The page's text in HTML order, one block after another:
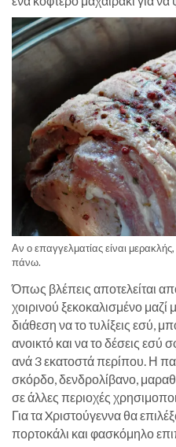
Αν ο επαγγελματίας είναι μερακλής,
πάνω.
Όπως βλέπεις αποτελείται
χοιρινού ξεκοκαλισμένο μαζί
διάθεση να το τυλίξεις εσύ,
ανοικτό και να το δέσεις εσύ
ανά 3 εκατοστά περίπου. Η
σκόρδο, δενδρολίβανο,
σε άλλες περιοχές
Για τα Xριστούγεννα θα
πορτοκάλι και φασκόμηλο